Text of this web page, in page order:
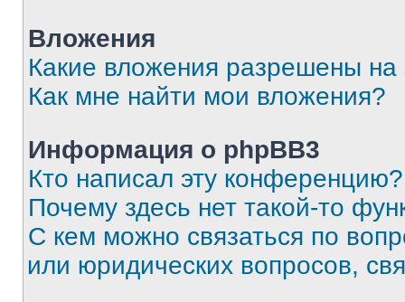
Вложения
Какие вложения разрешены
Как мне найти мои вложения?
Информация о phpBB3
Кто написал эту конференцию?
Почему здесь нет такой-то
С кем можно связаться по
или юридических вопросов,